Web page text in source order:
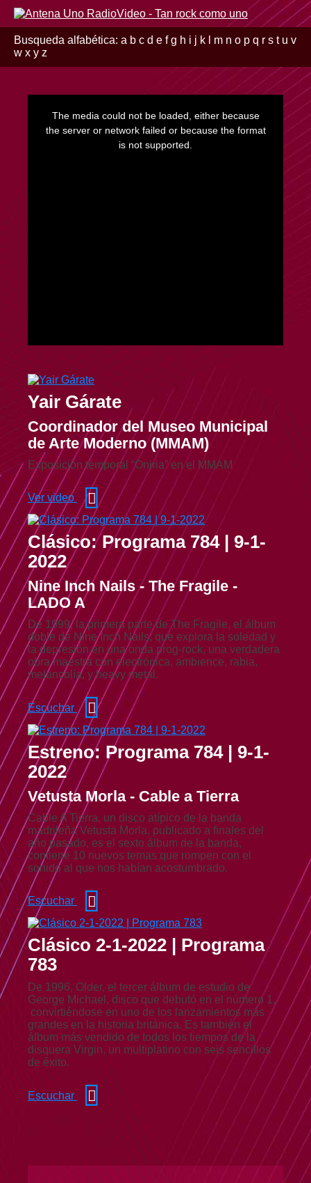
Busqueda alfabética: a b c d e f g h i j k m n o p q r s t u v
w x y z
window.
The media could not be loaded, either because
the server or network failed or because the format
is not supported.
Yair Gárate
Coordinador del Museo Municipal
de Arte Moderno (MMAM)
Exposición temporal “Oniria” en el MMAM
Ver video
Clásico: Programa 784 | 9-1-
2022
Nine Inch Nails - The Fragile -
LADO A
De 1999, la primera parte de The Fragile, el álbum
doble de Nine Inch Nails, que explora la soledad y
la depresión en una onda prog-rock, una verdadera
obra maestra con electrónica, ambience, rabia,
melancolía, y heavy metal.
Escuchar
Estreno: Programa 784 | 9-1-
2022
Vetusta Morla - Cable a Tierra
Cable A Tierra, un disco atípico de la banda
madrileña Vetusta Morla, publicado a finales del
año pasado, es el sexto álbum de la banda,
contiene 10 nuevos temas que rompen con el
sonido al que nos habían acostumbrado.
Escuchar
Clásico 2-1-2022 | Programa
783
De 1996, Older, el tercer álbum de estudio de
George Michael, disco que debutó en el número 1,
convirtiéndose en uno de los lanzamientos más
grandes en la historia británica. Es también el
álbum más vendido de todos los tiempos de la
disquera Virgin, un multiplatino con seis sencillos
de éxito.
Escuchar